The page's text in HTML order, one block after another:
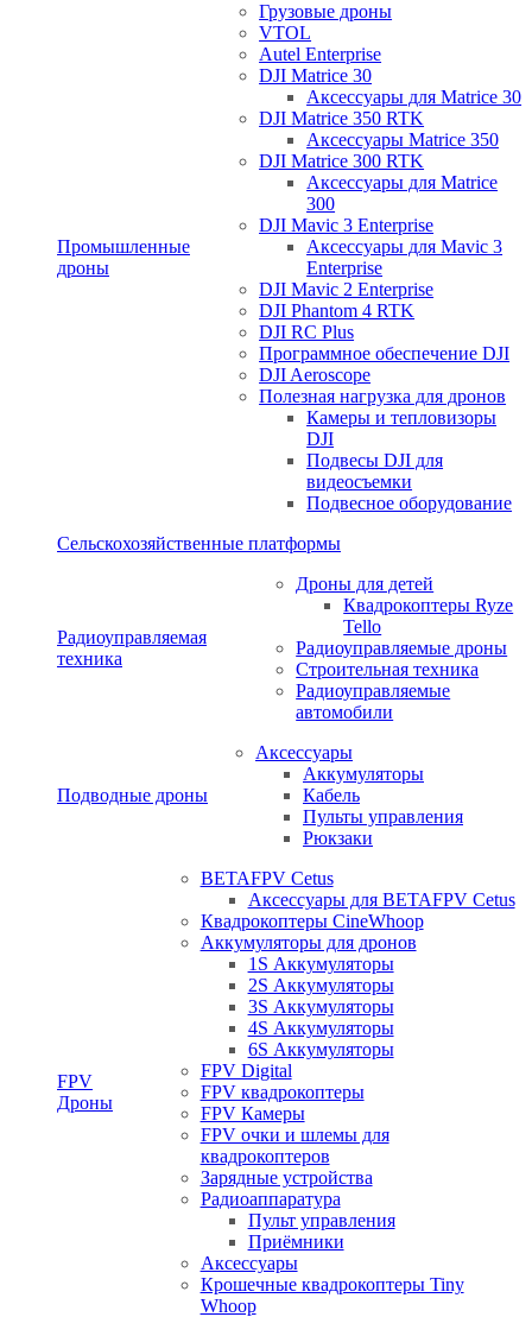
Промышленные
дроны
Грузовые дроны
VTOL
Autel Enterprise
DJI Matrice 30
Аксессуары для Matrice 30
DJI Matrice 350 RTK
Аксессуары Matrice 350
DJI Matrice 300 RTK
Аксессуары для Matrice
300
DJI Mavic 3 Enterprise
Аксессуары для Mavic 3
Enterprise
DJI Mavic 2 Enterprise
DJI Phantom 4 RTK
DJI RC Plus
Программное обеспечение DJI
DJI Aeroscope
Полезная нагрузка для дронов
Камеры и тепловизоры
DJI
Подвесы DJI для
видеосъемки
Подвесное оборудование
Сельскохозяйственные платформы
Радиоуправляемая
техника
Дроны для детей
Квадрокоптеры Ryze
Tello
Радиоуправляемые дроны
Строительная техника
Радиоуправляемые
автомобили
Подводные дроны
Аксессуары
Аккумуляторы
Кабель
Пульты управления
Рюкзаки
FPV
Дроны
BETAFPV Cetus
Аксессуары для BETAFPV Cetus
Квадрокоптеры CineWhoop
Аккумуляторы для дронов
1S Аккумуляторы
2S Аккумуляторы
3S Аккумуляторы
4S Аккумуляторы
6S Аккумуляторы
FPV Digital
FPV квадрокоптеры
FPV Камеры
FPV очки и шлемы для
квадрокоптеров
Зарядные устройства
Радиоаппаратура
Пульт управления
Приёмники
Аксессуары
Крошечные квадрокоптеры Tiny
Whoop